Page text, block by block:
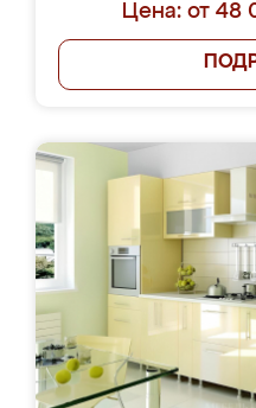
Цена: от 48